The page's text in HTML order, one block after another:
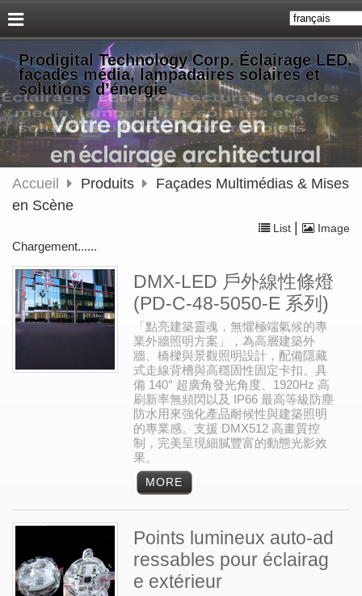
Prodigital Technology Corp. Éclairage LED,
façades média, lampadaires solaires et
solutions d’énergie
Accueil Produits
Façades Multimédias & Mises
en Scène
List Image
Chargement......
DMX-LED 戶外線性條燈
(PD-C-48-5050-E 系列)
「點亮建築靈魂，無懼極端氣候的專
業外牆照明方案」，為高層建築外
牆、橋樑與景觀照明設計，配備隱藏
式走線背槽與高穩固性固定卡扣。具
備 140° 超廣角發光角度、1920Hz 高
刷新率無頻閃以及 IP66 最高等級防塵
防水用來強化產品耐候性與建築照明
的專業感。支援 DMX512 高畫質控
制，完美呈現細膩豐富的動態光影效
果。
Points lumineux auto-ad
ressables pour éclairag
e extérieur